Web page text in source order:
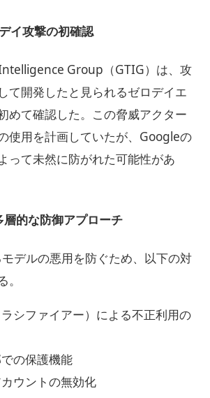
イ攻撃の初確認
Group（GTIG）は、攻
て開発したと見られるゼロデイエ
めて確認した。この脅威アクター
使用を計画していたが、Googleの
って未然に防がれた可能性があ
的な防御アプローチ
デルの悪用を防ぐため、以下の対
シファイアー）による不正利用の
の保護機能
ウントの無効化